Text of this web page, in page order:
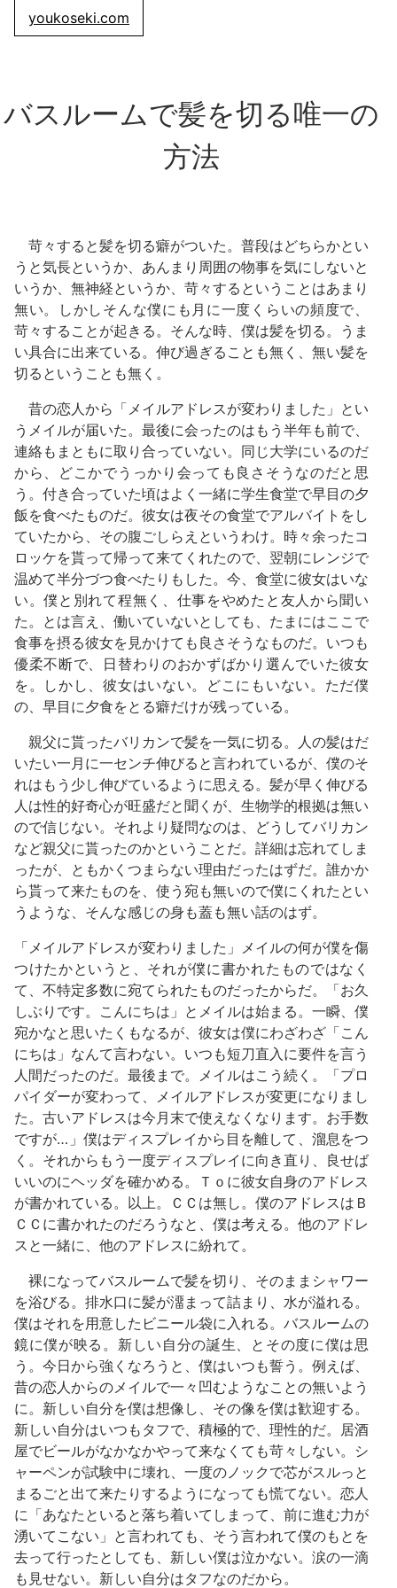
youkoseki.com
バスルームで髪を切る唯一の
方法
苛々すると髪を切る癖がついた。普段はどちらかとい
うと気長というか、あんまり周囲の物事を気にしないと
いうか、無神経というか、苛々するということはあまり
無い。しかしそんな僕にも月に一度くらいの頻度で、
苛々することが起きる。そんな時、僕は髪を切る。うま
い具合に出来ている。伸び過ぎることも無く、無い髪を
切るということも無く。
昔の恋人から「メイルアドレスが変わりました」とい
うメイルが届いた。最後に会ったのはもう半年も前で、
連絡もまともに取り合っていない。同じ大学にいるのだ
から、どこかでうっかり会っても良さそうなのだと思
う。付き合っていた頃はよく一緒に学生食堂で早目の夕
飯を食べたものだ。彼女は夜その食堂でアルバイトをし
ていたから、その腹ごしらえというわけ。時々余ったコ
ロッケを貰って帰って来てくれたので、翌朝にレンジで
温めて半分づつ食べたりもした。今、食堂に彼女はいな
い。僕と別れて程無く、仕事をやめたと友人から聞い
た。とは言え、働いていないとしても、たまにはここで
食事を摂る彼女を見かけても良さそうなものだ。いつも
優柔不断で、日替わりのおかずばかり選んでいた彼女
を。しかし、彼女はいない。どこにもいない。ただ僕
の、早目に夕食をとる癖だけが残っている。
親父に貰ったバリカンで髪を一気に切る。人の髪はだ
いたい一月に一センチ伸びると言われているが、僕のそ
れはもう少し伸びているように思える。髪が早く伸びる
人は性的好奇心が旺盛だと聞くが、生物学的根拠は無い
ので信じない。それより疑問なのは、どうしてバリカン
など親父に貰ったのかということだ。詳細は忘れてしま
ったが、ともかくつまらない理由だったはずだ。誰かか
ら貰って来たものを、使う宛も無いので僕にくれたとい
うような、そんな感じの身も蓋も無い話のはず。
「メイルアドレスが変わりました」メイルの何が僕を傷
つけたかというと、それが僕に書かれたものではなく
て、不特定多数に宛てられたものだったからだ。「お久
しぶりです。こんにちは」とメイルは始まる。一瞬、僕
宛かなと思いたくもなるが、彼女は僕にわざわざ「こん
にちは」なんて言わない。いつも短刀直入に要件を言う
人間だったのだ。最後まで。メイルはこう続く。「プロ
パイダーが変わって、メイルアドレスが変更になりまし
た。古いアドレスは今月末で使えなくなります。お手数
ですが…」僕はディスプレイから目を離して、溜息をつ
く。それからもう一度ディスプレイに向き直り、良せば
いいのにヘッダを確かめる。Ｔｏに彼女自身のアドレス
が書かれている。以上。ＣＣは無し。僕のアドレスはＢ
ＣＣに書かれたのだろうなと、僕は考える。他のアドレ
スと一緒に、他のアドレスに紛れて。
裸になってバスルームで髪を切り、そのままシャワー
を浴びる。排水口に髪が澑まって詰まり、水が溢れる。
僕はそれを用意したビニール袋に入れる。バスルームの
鏡に僕が映る。新しい自分の誕生、とその度に僕は思
う。今日から強くなろうと、僕はいつも誓う。例えば、
昔の恋人からのメイルで一々凹むようなことの無いよう
に。新しい自分を僕は想像し、その像を僕は歓迎する。
新しい自分はいつもタフで、積極的で、理性的だ。居酒
屋でビールがなかなかやって来なくても苛々しない。シ
ャーペンが試験中に壊れ、一度のノックで芯がスルっと
まるごと出て来たりするようになっても慌てない。恋人
に「あなたといると落ち着いてしまって、前に進む力が
湧いてこない」と言われても、そう言われて僕のもとを
去って行ったとしても、新しい僕は泣かない。涙の一滴
も見せない。新しい自分はタフなのだから。